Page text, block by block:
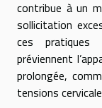
contribue à un
sollicitation
ces
préviennent
prolongée,
tensions